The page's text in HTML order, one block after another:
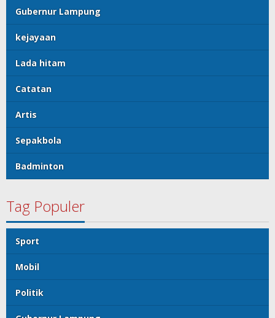
Gubernur Lampung
kejayaan
Lada hitam
Catatan
Artis
Sepakbola
Badminton
Tag Populer
Sport
Mobil
Politik